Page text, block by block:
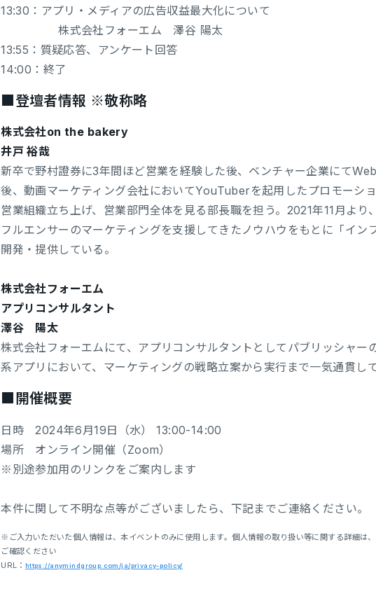
13:30：アプリ・メディアの広告収益最大化について
株式会社フォーエム 澤谷 陽太
13:55：質疑応答、アンケート回答
14:00：終了
■登壇者情報 ※敬称略
株式会社on the bakery
井戸 裕哉
新卒で野村證券に3年間ほど営業を経験した後、ベンチャー企業にて
後、動画マーケティング会社においてYouTuberを起用したプロモーシ
営業組織立ち上げ、営業部門全体を見る部長職を担う。2021年11月よ
フルエンサーのマーケティングを支援してきたノウハウをもとに「イン
開発・提供している。
株式会社フォーエム
アプリコンサルタント
澤谷 陽太
株式会社フォーエムにて、アプリコンサルタントとしてパブリッシャー
系アプリにおいて、マーケティングの戦略立案から実行まで一気通貫して
■開催概要
日時 2024年6月19日（水） 13:00-14:00
場所 オンライン開催（Zoom）
※別途参加用のリンクをご案内します
本件に関して不明な点等がございましたら、下記までご連絡ください。
※ご入力いただいた個人情報は、本イベントのみに使用します。個人情報の取り扱い等に関する詳細は
ご確認ください
URL： https://anymindgroup.com/ja/privacy-policy/